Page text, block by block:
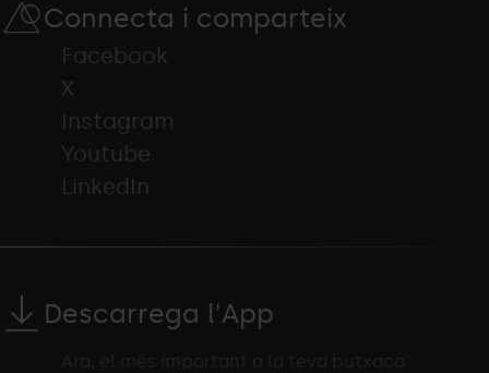
Connecta i comparteix
Facebook
X
Instagram
Youtube
LinkedIn
Descarrega l'App